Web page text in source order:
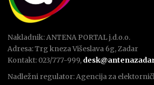
Nakladnik: ANTENA PORTAL j.d.o.o.
Adresa: Trg kneza Višeslava 6g, Zadar
Kontakt: 023/777-999,
Nadležni regulator: Agencija za